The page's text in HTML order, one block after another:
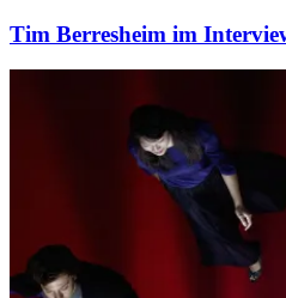
Tim Berresheim im